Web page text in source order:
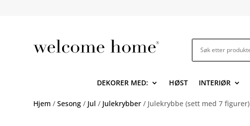
DEKORER MED: HØST INTERIØR
Hjem /Sesong / Jul / Julekrybber / Julekrybbe (sett med 7 figurer)